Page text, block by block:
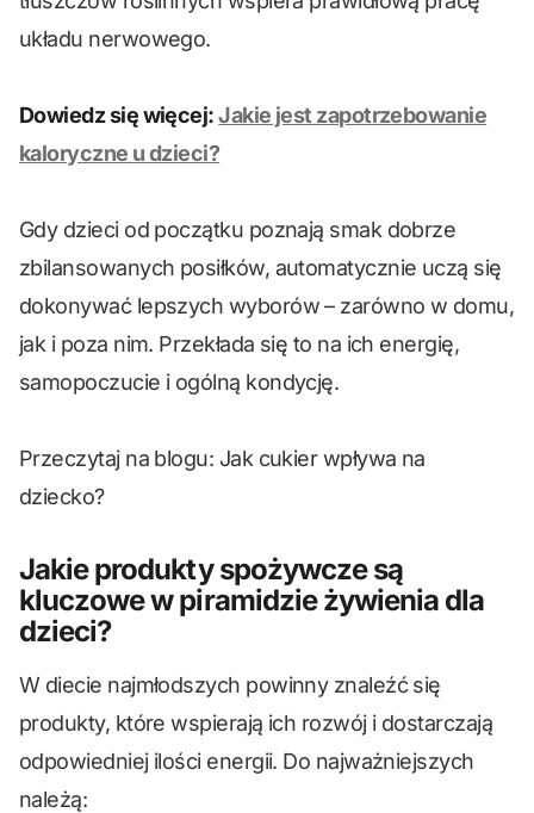
układu nerwowego.
Dowiedz się więcej:Jakie jest zapotrzebowanie
kaloryczne u dzieci?
Gdy dzieci od początku poznają smak dobrze
zbilansowanych posiłków, automatycznie uczą się
dokonywać lepszych wyborów – zarówno w domu,
jak i poza nim. Przekłada się to na ich energię,
samopoczucie i ogólną kondycję.
Przeczytaj na blogu: Jak cukier wpływa na
dziecko?
Jakie produkty spożywcze są
kluczowe w piramidzie żywienia dla
dzieci?
W diecie najmłodszych powinny znaleźć się
produkty, które wspierają ich rozwój i dostarczają
odpowiedniej ilości energii. Do najważniejszych
należą: